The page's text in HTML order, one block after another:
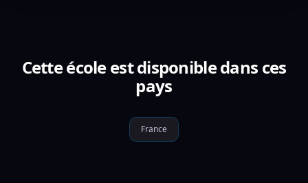
Cette école est disponible dans ces
pays
France